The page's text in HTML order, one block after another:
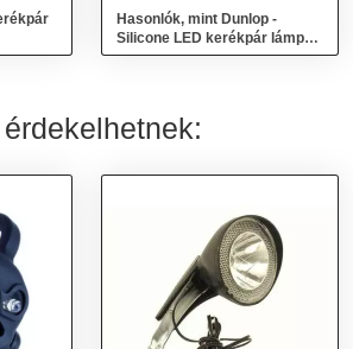
Hasonlók, mint Dunlop -
Silicone LED kerékpár lámpa
első és hátsó